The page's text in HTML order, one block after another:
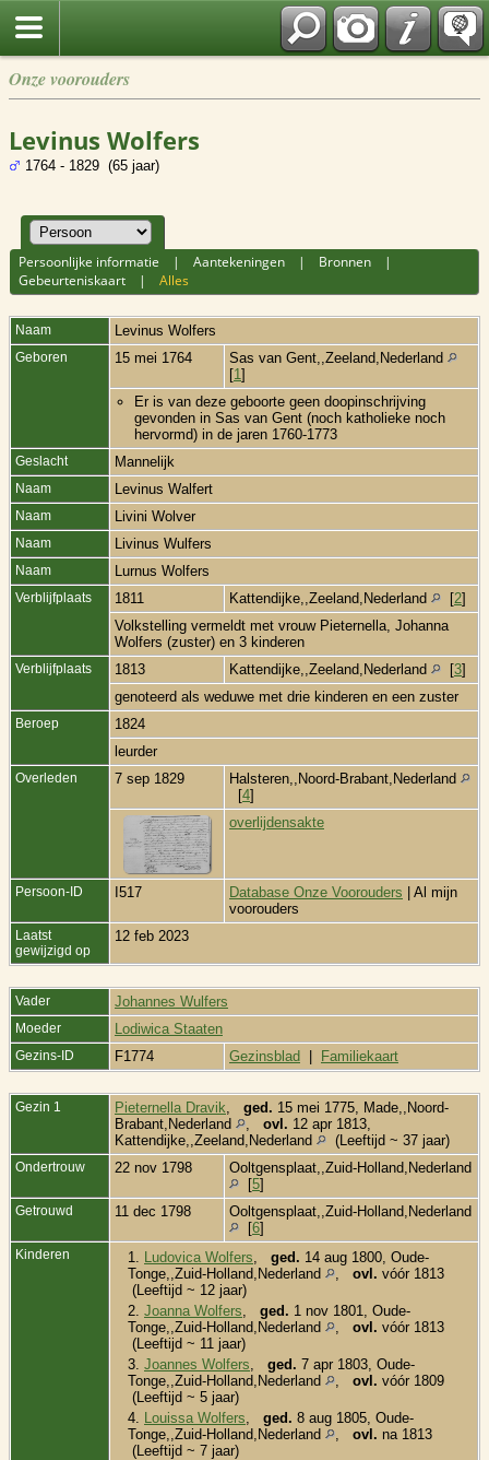
Onze voorouders
Levinus Wolfers
1764 - 1829 (65 jaar)
Persoonlijke informatie |Aantekeningen | Bronnen |
Gebeurteniskaart |Alles
Naam Levinus Wolfers
Geboren 15 mei 1764
Sas van Gent,,Zeeland,Nederland
[1 ]
Er is van deze geboorte geen doopinschrijving
gevonden in Sas van Gent (noch katholieke noch
hervormd) in de jaren 1760-1773
Geslacht Mannelijk
Naam Levinus Walfert
Naam Livini Wolver
Naam Livinus Wulfers
Naam Lurnus Wolfers
Verblijfplaats 1811 Kattendijke,,Zeeland,Nederland [2]
Volkstelling vermeldt met vrouw Pieternella, Johanna
Wolfers (zuster) en 3 kinderen
Verblijfplaats 1813 Kattendijke,,Zeeland,Nederland [3]
genoteerd als weduwe met drie kinderen en een zuster
Beroep
1824
leurder
Overleden 7 sep 1829
Halsteren,,Noord-Brabant,Nederland
[4]
overlijdensakte
Persoon-ID I517 Database Onze Voorouders | Al mijn
voorouders
Laatst
gewijzigd op
12 feb 2023
Vader Johannes Wulfers
Moeder Lodiwica Staaten
Gezins-ID F1774 Gezinsblad Familiekaart
Gezin 1 Pieternella Dravik ged. 15 mei 1775, Made,,Noord-
Brabant,Nederland
ovl. 12 apr 1813,
Kattendijke,,Zeeland,Nederland
(Leeftijd ~ 37 jaar)
Ondertrouw 22 nov 1798
Ooltgensplaat,,Zuid-Holland,Nederland
[5]
Getrouwd 11 dec 1798
Ooltgensplaat,,Zuid-Holland,Nederland
[6]
Kinderen 1. Ludovica Wolfers ged. 14 aug 1800, Oude-
Tonge,,Zuid-Holland,Nederland
ovl. vóór 1813
(Leeftijd ~ 12 jaar)
2. Joanna Wolfers ged. 1 nov 1801, Oude-
Tonge,,Zuid-Holland,Nederland
ovl. vóór 1813
(Leeftijd ~ 11 jaar)
3. Joannes Wolfers ged. 7 apr 1803, Oude-
Tonge,,Zuid-Holland,Nederland
ovl. vóór 1809
(Leeftijd ~ 5 jaar)
4.
Louissa Wolfers ged. 8 aug 1805, Oude-
Tonge,,Zuid-Holland,Nederland
ovl. na 1813
(Leeftijd ~ 7 jaar)